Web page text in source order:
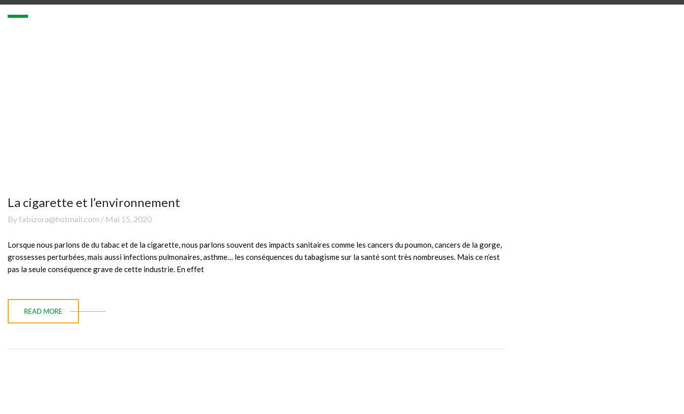
La cigarette et l’environnement
By fabizora@hotmail.com / Mai 15, 2020
Lorsque nous parlons de du tabac et de la cigarette, nous parlons souvent des impacts sanitaires comme les cancers du poumon, cancers de la gorge,
grossesses perturbées, mais aussi infections pulmonaires, asthme… les conséquences du tabagisme sur la santé sont très nombreuses. Mais ce n’est
pas la seule conséquence grave de cette industrie. En effet
READ MORE